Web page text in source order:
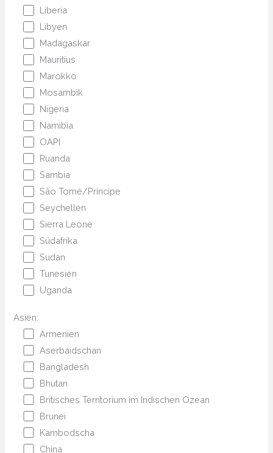
Liberia
Libyen
Madagaskar
Mauritius
Marokko
Mosambik
Nigeria
Namibia
OAPI
Ruanda
Sambia
São Tomé/Príncipe
Seychellen
Sierra Leone
Südafrika
Sudan
Tunesien
Uganda
Asien:
Armenien
Aserbaidschan
Bangladesh
Bhutan
Britisches Territorium im Indischen Ozean
Brunei
Kambodscha
China